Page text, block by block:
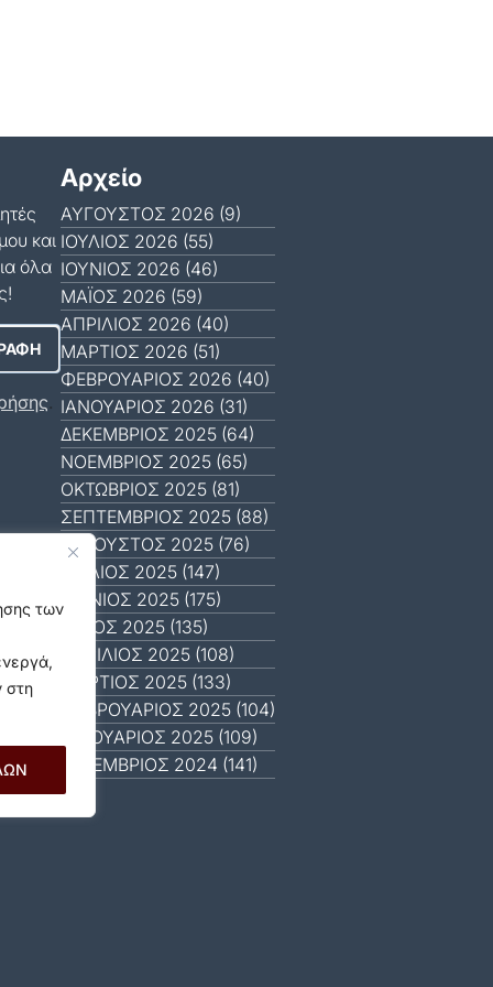
των
στη
και
όλα
.
Αρχείο
ΑΎΓΟΥΣΤΟΣ 2026 (9)
ΙΟΎΛΙΟΣ 2026 (55)
ΙΟΎΝΙΟΣ 2026 (46)
ΜΆΙΟΣ 2026 (59)
ΑΠΡΊΛΙΟΣ 2026 (40)
ΜΆΡΤΙΟΣ 2026 (51)
ΦΕΒΡΟΥΆΡΙΟΣ 2026 (40)
ΙΑΝΟΥΆΡΙΟΣ 2026 (31)
ΔΕΚΈΜΒΡΙΟΣ 2025 (64)
ΝΟΈΜΒΡΙΟΣ 2025 (65)
ΟΚΤΏΒΡΙΟΣ 2025 (81)
ΣΕΠΤΈΜΒΡΙΟΣ 2025 (88)
ΑΎΓΟΥΣΤΟΣ 2025 (76)
ΙΟΎΛΙΟΣ 2025 (147)
ΙΟΎΝΙΟΣ 2025 (175)
ΜΆΙΟΣ 2025 (135)
ΑΠΡΊΛΙΟΣ 2025 (108)
ΜΆΡΤΙΟΣ 2025 (133)
ΦΕΒΡΟΥΆΡΙΟΣ 2025 (104)
ΙΑΝΟΥΆΡΙΟΣ 2025 (109)
ΔΕΚΈΜΒΡΙΟΣ 2024 (141)